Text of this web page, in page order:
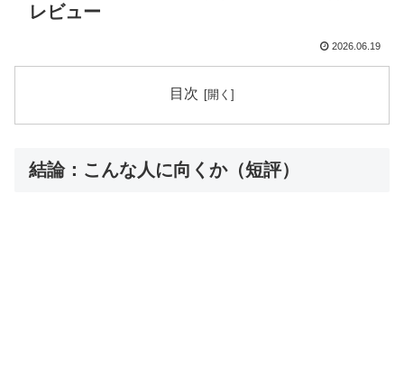
レビュー
2026.06.19
目次
結論：こんな人に向くか（短評）